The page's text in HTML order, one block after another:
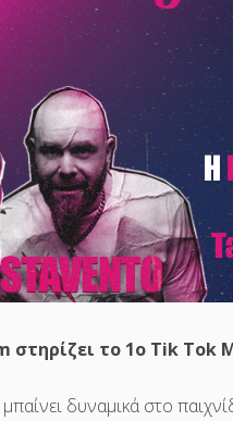
στηρίζει το 1ο Tik Tok
δυναμικά στο